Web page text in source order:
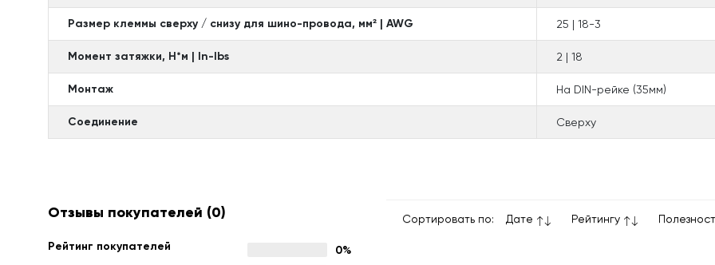
Размер клеммы сверху / снизу для шино-провода, мм² | AWG 25 | 18-3
Момент затяжки, Н*м | In-Ibs 2 | 18
Монтаж На DIN-рейке (35мм)
Соединение Сверху
Отзывы покупателей (0)
Рейтинг покупателей
0%
Сортировать по: Дате Рейтингу